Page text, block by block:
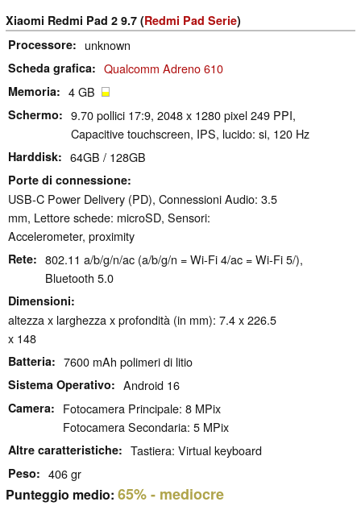
Xiaomi Redmi Pad 2 9.7 (Redmi Pad Serie)
Processore
unknown
Scheda grafica Qualcomm Adreno 610
Memoria 4 GB
Schermo
9.70 pollici 17:9, 2048 x 1280 pixel 249 PPI,
Capacitive touchscreen, IPS, lucido: si, 120 Hz
Harddisk 64GB / 128GB
Porte di connessione
USB-C Power Delivery (PD), Connessioni Audio: 3.5
mm, Lettore schede: microSD, Sensori:
Accelerometer, proximity
Rete
802.11 a/b/g/n/ac (a/b/g/n = Wi-Fi 4/ac = Wi-Fi 5/),
Bluetooth 5.0
Dimensioni
altezza x larghezza x profondità (in mm): 7.4 x 226.5
x 148
Batteria 7600 mAh polimeri di litio
Sistema Operativo Android 16
Camera
Fotocamera Principale: 8 MPix
Fotocamera Secondaria: 5 MPix
Altre caratteristiche Tastiera: Virtual keyboard
Peso 406 gr
Punteggio medio: 65%- mediocre